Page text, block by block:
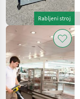
Rabljeni stroj